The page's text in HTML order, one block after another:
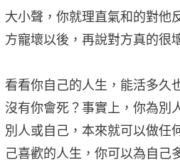
大小聲，你就理直氣和的對他
方寵壞以後，再說對方真的很
看看你自己的人生，能活多久
沒有你會死？事實上，你為別
別人或自己，本來就可以做任
己喜歡的人生，你可以為自己